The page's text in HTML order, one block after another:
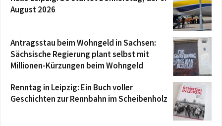
August 2026
Antragsstau beim Wohngeld in Sachsen:
Sächsische Regierung plant selbst mit
Millionen-Kürzungen beim Wohngeld
Renntag in Leipzig: Ein Buch voller
Geschichten zur Rennbahn im Scheibenholz